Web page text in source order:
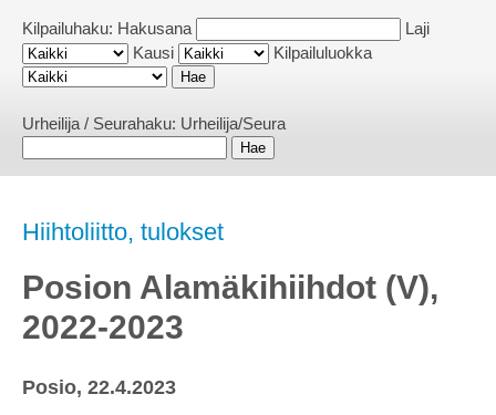
Kilpailuhaku: Hakusana
Laji
Kausi
Kilpailuluokka
Urheilija / Seurahaku: Urheilija/Seura
Hiihtoliitto, tulokset
Posion Alamäkihiihdot (V),
2022-2023
Posio, 22.4.2023